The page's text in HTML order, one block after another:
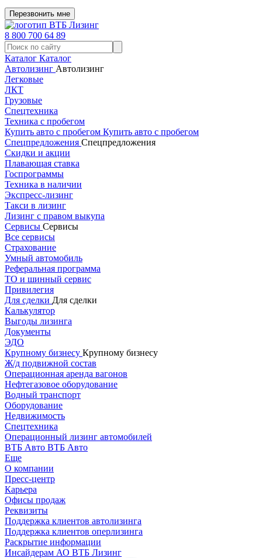
Перезвонить мне
8 800 700 64 89
Каталог Каталог
Автолизинг Автолизинг
Легковые
ЛКТ
Грузовые
Спецтехника
Техника с пробегом
Купить авто с пробегом Купить авто с пробегом
Спецпредложения Спецпредложения
Скидки и акции
Плавающая ставка
Госпрограммы
Техника в наличии
Экспресс-лизинг
Такси в лизинг
Лизинг с правом выкупа
Сервисы Сервисы
Все сервисы
Страхование
Умный автомобиль
Реферальная программа
ТО и шинный сервис
Привилегия
Для сделки Для сделки
Калькулятор
Выгоды лизинга
Документы
ЭДО
Крупному бизнесу Крупному бизнесу
Ж/д подвижной состав
Операционная аренда вагонов
Нефтегазовое оборудование
Водный транспорт
Оборудование
Недвижимость
Спецтехника
Операционный лизинг автомобилей
ВТБ Авто ВТБ Авто
Еще
О компании
Пресс-центр
Карьера
Офисы продаж
Реквизиты
Поддержка клиентов автолизинга
Поддержка клиентов оперлизинга
Раскрытие информации
Инсайдерам АО ВТБ Лизинг